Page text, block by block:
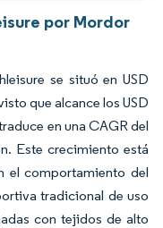
por Mordor
se situó en USD
que alcance los USD
en una CAGR del
Este crecimiento está
el comportamiento del
tradicional de uso
con tejidos de alto